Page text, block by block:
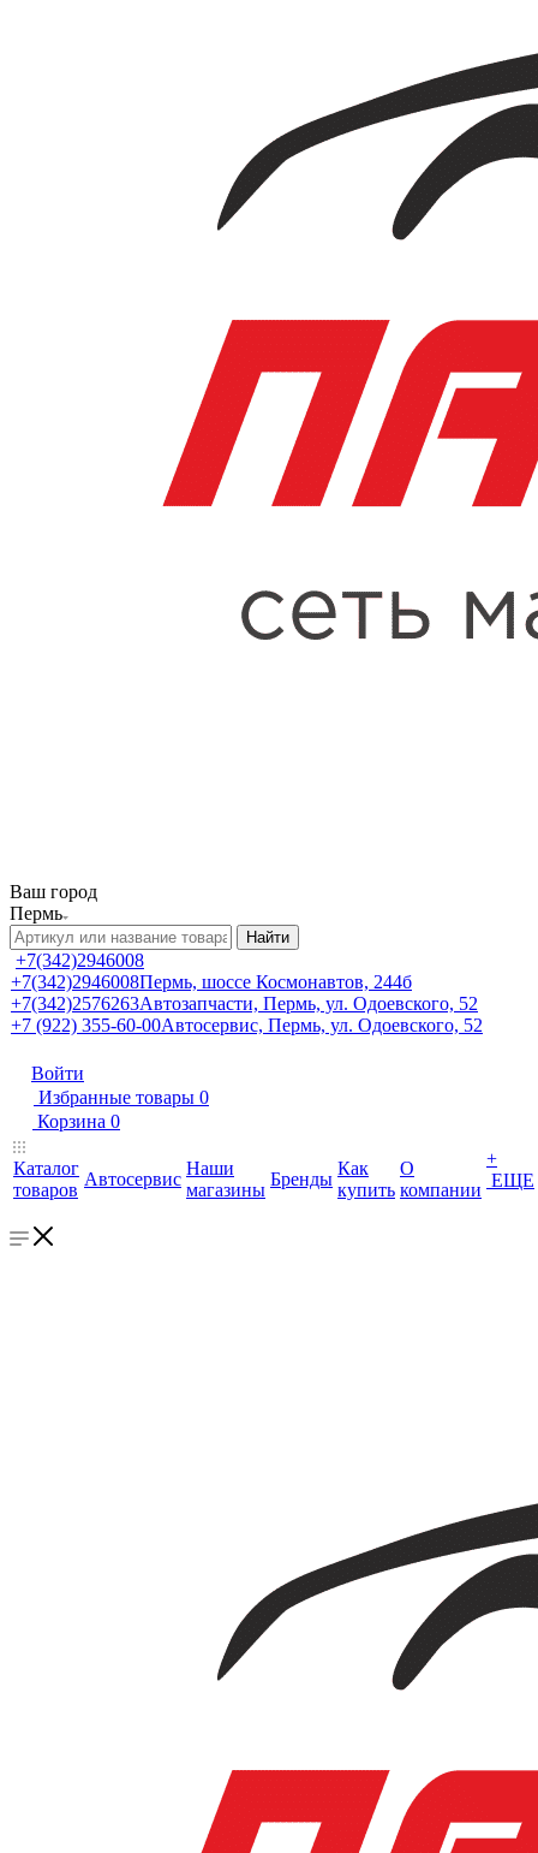
Ваш город
Пермь
Найти
+7(342)2946008
+7(342)2946008Пермь, шоссе Космонавтов, 244б
+7(342)2576263Автозапчасти, Пермь, ул. Одоевского, 52
+7 (922) 355-60-00Автосервис, Пермь, ул. Одоевского, 52
Войти
Избранные товары 0
Корзина 0
Каталог
товаров
Автосервис
Наши
магазины
Бренды
Как
купить
О
компании
+
ЕЩЕ